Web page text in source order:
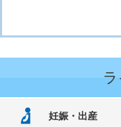
妊娠・出産